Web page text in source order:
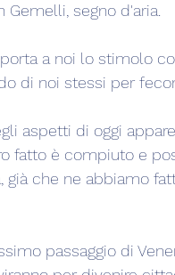
segno d'aria.
a noi lo stimolo
di noi stessi per
aspetti di oggi
fatto è compiuto e
che ne abbiamo
passaggio di